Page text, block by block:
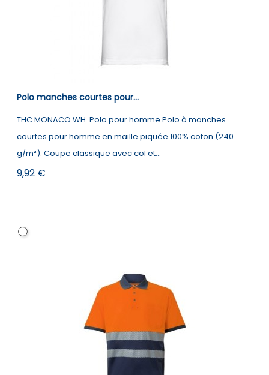
Polo manches courtes pour...
THC MONACO WH. Polo pour homme Polo à manches
courtes pour homme en maille piquée 100% coton (240
g/m²). Coupe classique avec col et...
Prix
9,92 €
Blanc